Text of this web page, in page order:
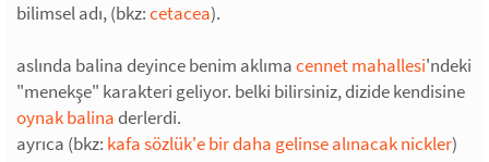
bilimsel adı, (bkz:cetacea).
aslında balina deyince benim aklımacennet mahallesi'ndeki
"menekşe" karakteri geliyor. belki bilirsiniz, dizide kendisine
oynak balinaderlerdi.
ayrıca (bkz: kafa sözlük'e bir daha gelinse alınacak nickler)